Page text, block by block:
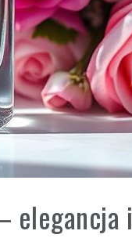
elegancja i